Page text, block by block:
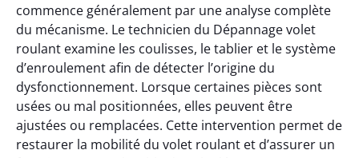
commence généralement par une analyse complète
du mécanisme. Le technicien du Dépannage volet
roulant examine les coulisses, le tablier et le système
d’enroulement afin de détecter l’origine du
dysfonctionnement. Lorsque certaines pièces sont
usées ou mal positionnées, elles peuvent être
ajustées ou remplacées. Cette intervention permet de
restaurer la mobilité du volet roulant et d’assurer un